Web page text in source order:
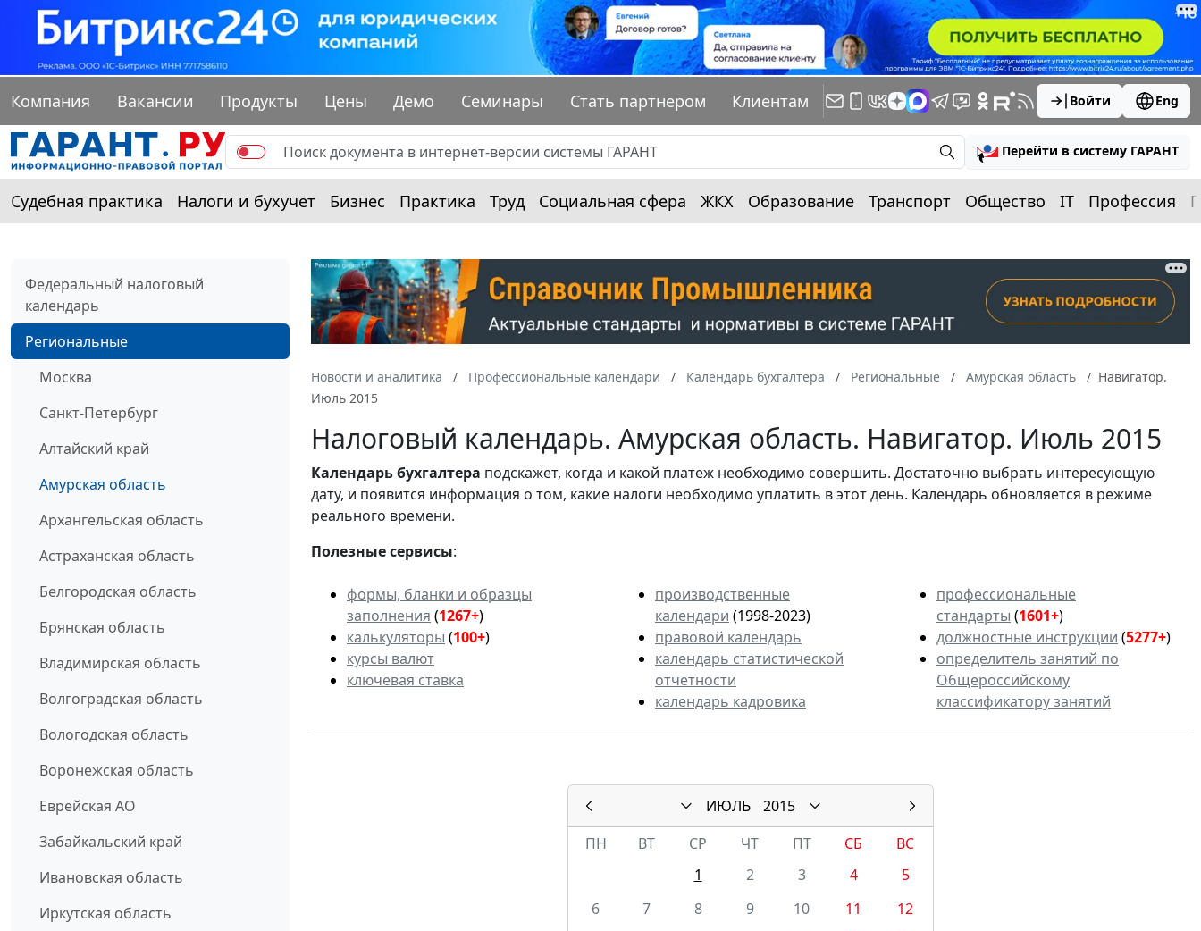
Компания Вакансии Продукты Цены Демо Семинары Стать партнером Клиентам Войти Eng
Перейти в систему ГАРАНТ
Судебная практика Налоги и бухучет Бизнес Практика Труд Социальная сфера ЖКХ Образование Транспорт Общество IT Профессия
Федеральный налоговый
календарь
Региональные
Москва
Санкт-Петербург
Алтайский край
Амурская область
Архангельская область
Астраханская область
Белгородская область
Брянская область
Владимирская область
Волгоградская область
Вологодская область
Воронежская область
Еврейская АО
Забайкальский край
Ивановская область
Иркутская область
Новости и аналитика Профессиональные календари Календарь бухгалтера Региональные Амурская область
Навигатор.
Июль 2015
Налоговый календарь. Амурская область. Навигатор. Июль 2015
Календарьбухгалтера подскажет, когда и какой платеж необходимо совершить. Достаточно выбрать интересующую
дату, и появится информация о том, какие налоги необходимо уплатить в этот день. Календарь обновляется в режиме
реального времени.
Полезные сервисы:
формы, бланки и образцы
заполнения (1267+)
калькуляторы (100+)
курсы валют
ключевая ставка
производственные
календари (1998-2023)
правовой календарь
календарь статистической
отчетности
календарь кадровика
профессиональные
стандарты (1601+)
должностные инструкции (5277+)
определитель занятий по
Общероссийскому
классификатору занятий
ИЮЛЬ
2015
ПН
ВТ СР ЧТ ПТ СБ
ВС
1
2 3 4
5
6
7 8 9 10 11
12